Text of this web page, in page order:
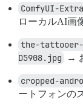
ComfyUI-
ローカルAI画
the-
D5908.jpg
→
cropped-
ートフォンの